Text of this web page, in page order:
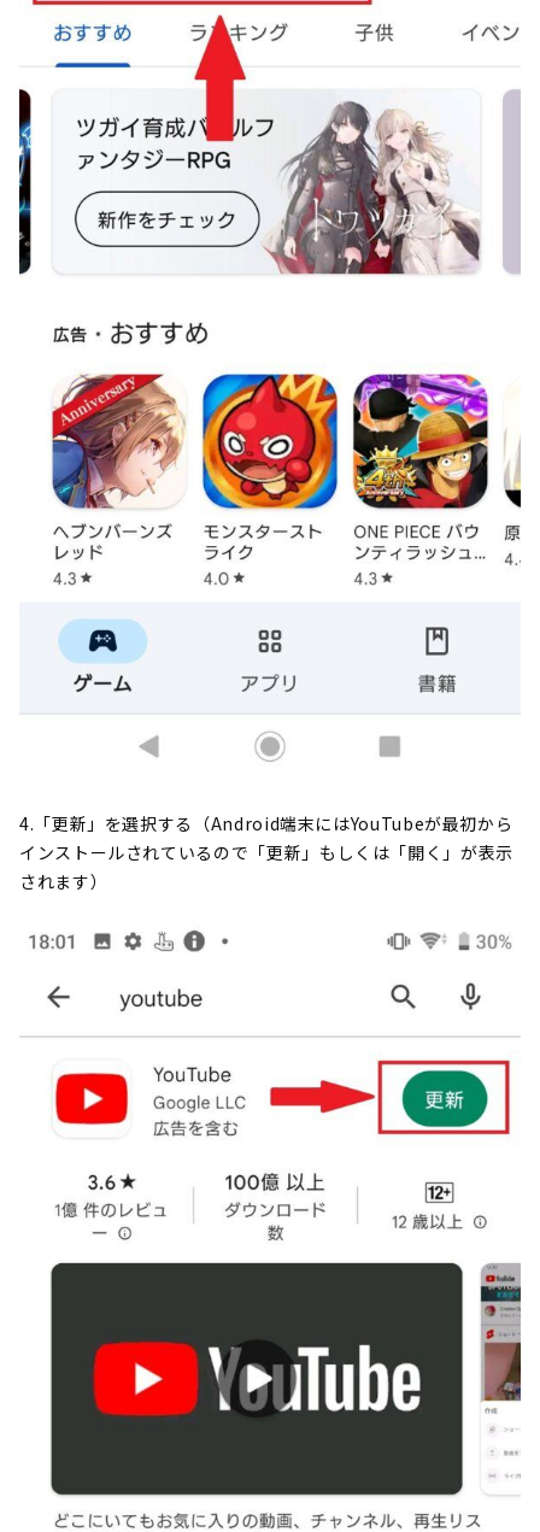
4.「更新」を選択する（Android端末にはYouTubeが最初から
インストールされているので「更新」もしくは「開く」が表示
されます）